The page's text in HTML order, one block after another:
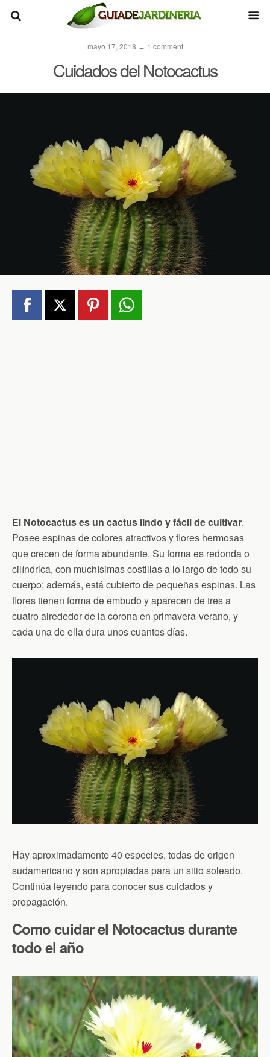
mayo 17, 2018 ↔ 1 comment
Cuidados del Notocactus
El Notocactus es un cactus lindo y fácil de cultivar.
Posee espinas de colores atractivos y flores hermosas
que crecen de forma abundante. Su forma es redonda o
cilíndrica, con muchísimas costillas a lo largo de todo su
cuerpo; además, está cubierto de pequeñas espinas. Las
flores tienen forma de embudo y aparecen de tres a
cuatro alrededor de la corona en primavera-verano, y
cada una de ella dura unos cuantos días.
Hay aproximadamente 40 especies, todas de origen
sudamericano y son apropiadas para un sitio soleado.
Continúa leyendo para conocer sus cuidados y
propagación.
Como cuidar el Notocactus durante
todo el año